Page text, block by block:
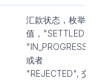
汇款状态，枚举
值，"SETTLED",
"IN_PROGRESS"
或者
"REJECTED", 交